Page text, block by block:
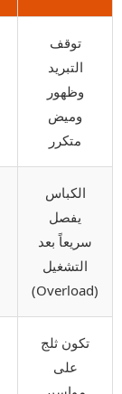
توقف
التبريد
وظهور
وميض
متكرر
الكباس
يفصل
سريعاً بعد
التشغيل
(Overload)
تكون ثلج
على